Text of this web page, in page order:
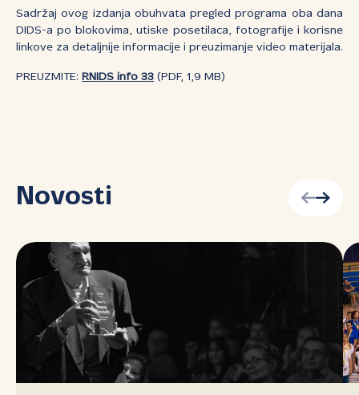
Sadržaj ovog izdanja obuhvata pregled programa oba dana
DIDS-a po blokovima, utiske posetilaca, fotografije i korisne
linkove za detaljnije informacije i preuzimanje video materijala.
PREUZMITE: RNIDS info 33 (PDF, 1,9 MB)
Novosti